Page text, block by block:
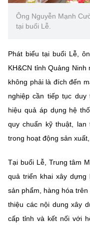
Ông Nguyễn Mạnh
tại buổi Lễ.
Phát biểu tại buổi Lễ,
KH&CN tỉnh Quảng
không phải là đích đến
nghiệp cần tiếp tục
hiệu quả áp dụng hệ
quy chuẩn kỹ thuật, lan
trong hoạt động sản xuất,
Tại buổi Lễ, Trung tâm
quả triển khai xây dựng
sản phẩm, hàng hóa
thiệu các nội dung xây
cấp tỉnh và kết nối với